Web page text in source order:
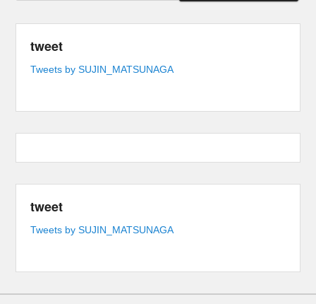
tweet
Tweets by SUJIN_MATSUNAGA
tweet
Tweets by SUJIN_MATSUNAGA